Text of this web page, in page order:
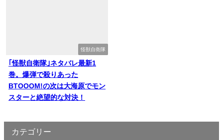
怪獣自衛隊
｢怪獣自衛隊｣ネタバレ最新1
巻。爆弾で殺りあった
BTOOOM!の次は大海原でモン
スターと絶望的な対決！
カテゴリー